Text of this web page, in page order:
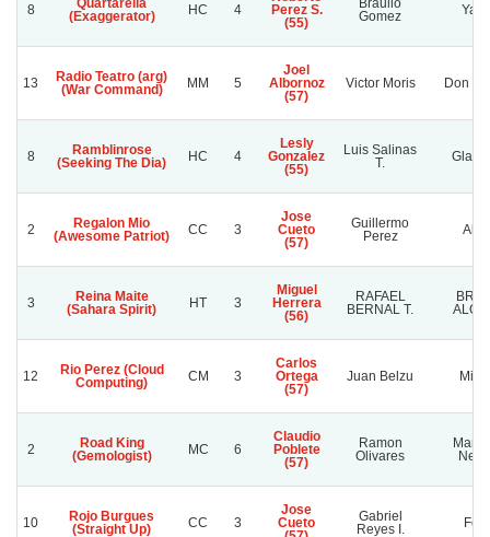
8
Quartarella
(Exaggerator)
HC 4
Perez S.
(55)
Braulio
Gomez
13
Radio Teatro (arg)
(War Command)
MM 5
Joel
Albornoz
(57)
Victor Moris Don
8
Ramblinrose
(Seeking The Dia)
HC 4
Lesly
Gonzalez
(55)
Luis Salinas
T.
2
Regalon Mio
(Awesome Patriot)
CC 3
Jose
Cueto
(57)
Guillermo
Perez
3
Reina Maite
(Sahara Spirit)
HT 3
Miguel
Herrera
(56)
RAFAEL
BERNAL T.
12
Rio Perez (Cloud
Computing)
CM 3
Carlos
Ortega
(57)
Juan Belzu
2
Road King
(Gemologist)
MC 6
Claudio
Poblete
(57)
Ramon
Olivares
10
Rojo Burgues
(Straight Up)
CC 3
Jose
Cueto
Gabriel
Reyes I.